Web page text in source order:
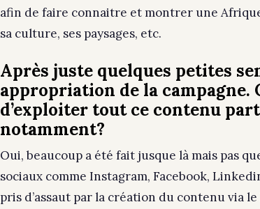
afin de faire connaitre et montrer une
sa culture, ses paysages, etc.
Après juste quelques petites
appropriation de la campagne.
d’exploiter tout ce contenu
notamment?
Oui, beaucoup a été fait jusque là mais pas
sociaux comme Instagram, Facebook,
pris d’assaut par la création du contenu via